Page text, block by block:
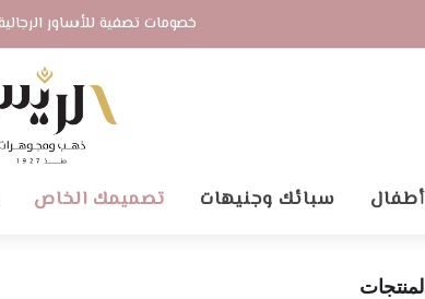
خصومات تصفية للأساور
أطفال سبائك وجنيهات تصميمك الخاص
المنتجات